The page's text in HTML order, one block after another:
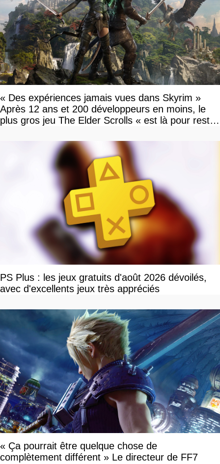
« Des expériences jamais vues dans Skyrim »
Après 12 ans et 200 développeurs en moins, le
plus gros jeu The Elder Scrolls « est là pour rester
PS Plus : les jeux gratuits d'août 2026 dévoilés,
avec d'excellents jeux très appréciés
« Ça pourrait être quelque chose de
complètement différent » Le directeur de FF7